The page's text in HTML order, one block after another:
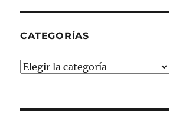
CATEGORÍAS
Categorías